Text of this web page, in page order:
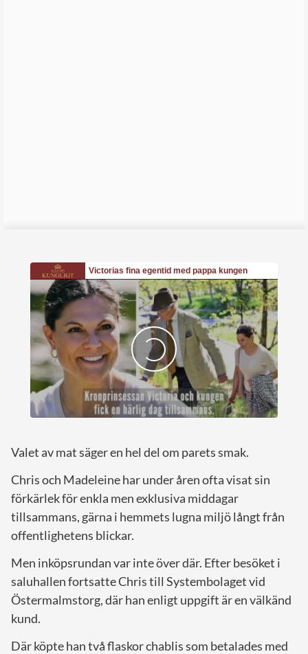
Valet av mat säger en hel del om parets smak.
Chris och Madeleine har under åren ofta visat sin
förkärlek för enkla men exklusiva middagar
tillsammans, gärna i hemmets lugna miljö långt från
offentlighetens blickar.
Men inköpsrundan var inte över där. Efter besöket i
saluhallen fortsatte Chris till Systembolaget vid
Östermalmstorg, där han enligt uppgift är en välkänd
kund.
Där köpte han två flaskor chablis som betalades med